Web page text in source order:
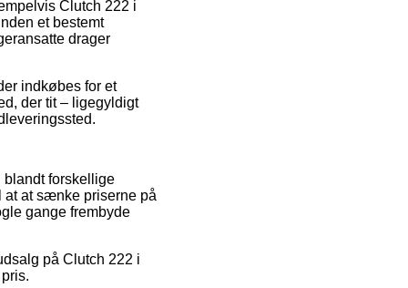
Clutch 222 i
et bestemt
drager
indkøbes for et
der tit – ligegyldigt
blandt forskellige
at at sænke priserne på
gange frembyde
på Clutch 222 i